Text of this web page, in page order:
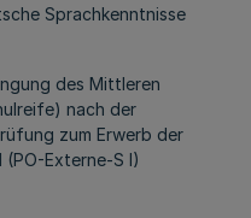
Sprachkenntnisse
des Mittleren
nach der
zum Erwerb der
Externe-S I)